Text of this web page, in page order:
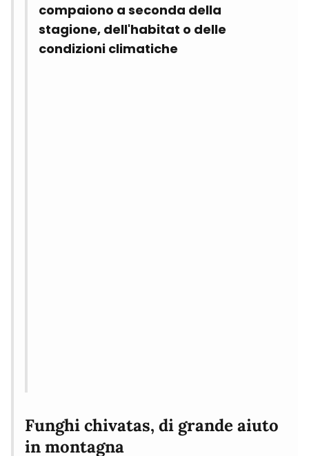
compaiono a seconda della
stagione, dell'habitat o delle
condizioni climatiche
Funghi chivatas, di grande aiuto
in montagna